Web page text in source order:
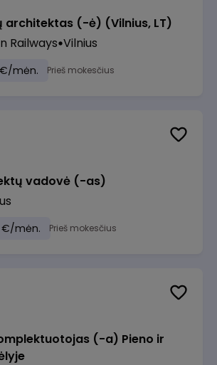
architektas (-ė) (Vilnius, LT)
Railways Vilnius
mėn. Prieš mokesčius
vadovė (-as)
€/mėn. Prieš mokesčius
(-a) Pieno ir